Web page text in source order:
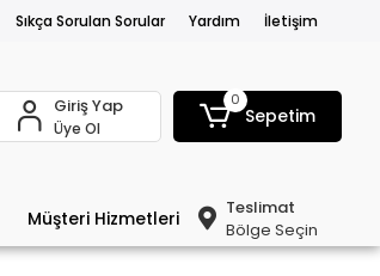
Sıkça Sorulan Sorular Yardım İletişim
Giriş Yap
Üye Ol
0
Sepetim
Müşteri Hizmetleri
Teslimat
Bölge Seçin